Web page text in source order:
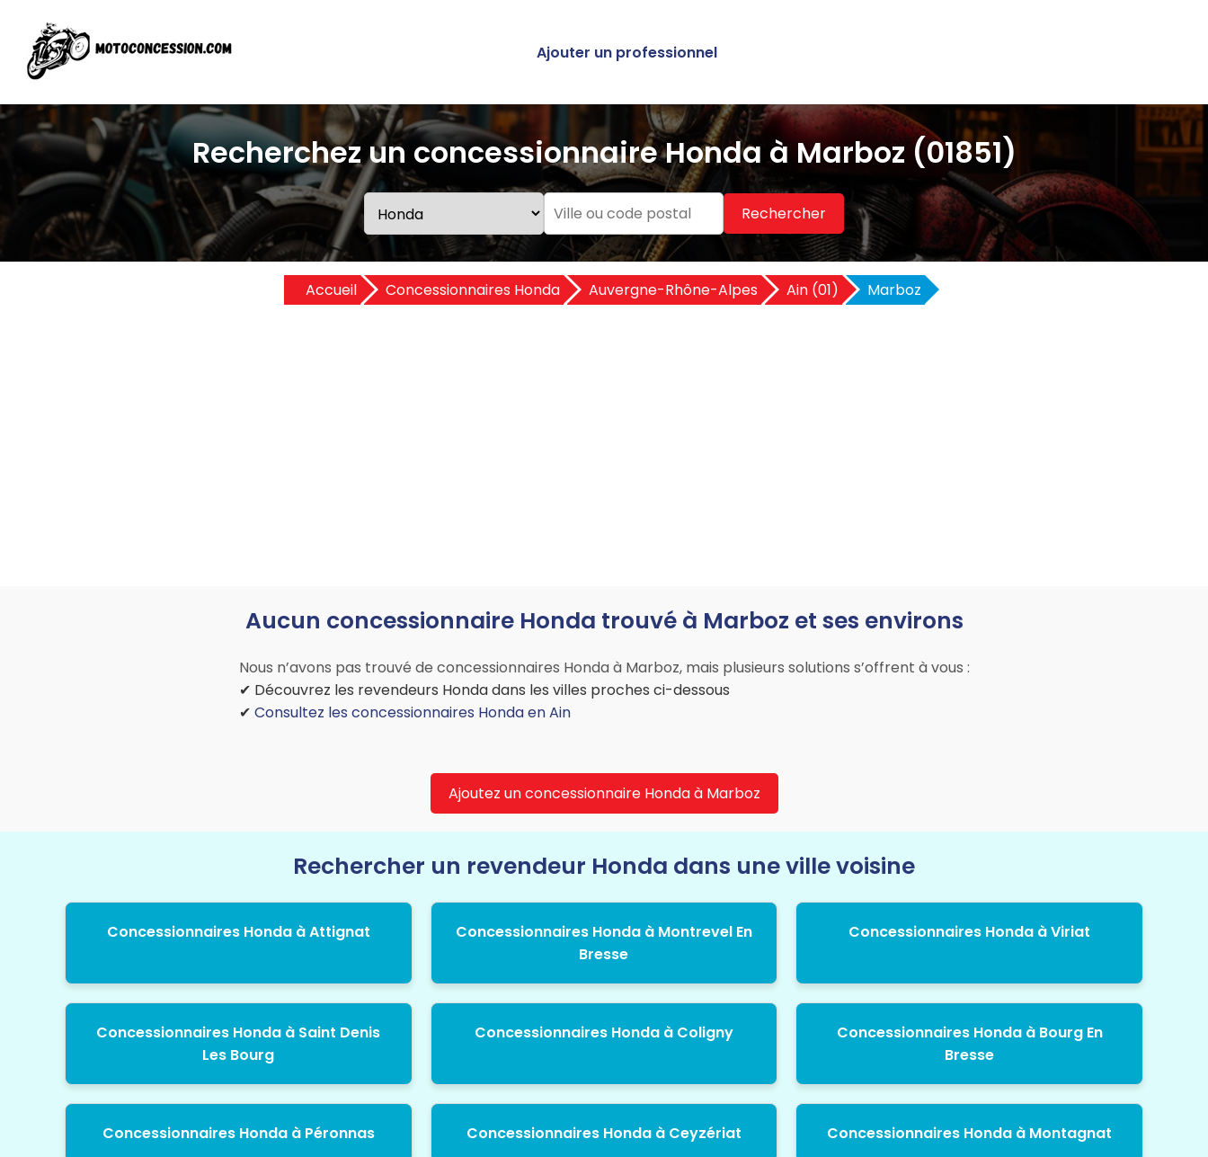
Ajouter un professionnel
Recherchez un concessionnaire Honda à Marboz (01851)
Rechercher
Accueil Concessionnaires Honda Auvergne-Rhône-Alpes Ain (01) Marboz
Aucun concessionnaire Honda trouvé à Marboz et ses environs
Nous n’avons pas trouvé de concessionnaires Honda à Marboz, mais plusieurs solutions s’offrent à vous :
✔ Découvrez les revendeurs Honda dans les villes proches ci-dessous
✔ Consultez les concessionnaires Honda en Ain
Ajoutez un concessionnaire Honda à Marboz
Rechercher un revendeur Honda dans une ville voisine
Concessionnaires Honda à Attignat
Concessionnaires Honda à Montrevel En
Bresse
Concessionnaires Honda à Viriat
Concessionnaires Honda à Saint Denis
Les Bourg
Concessionnaires Honda à Coligny
Concessionnaires Honda à Bourg En
Bresse
Concessionnaires Honda à Péronnas Concessionnaires Honda à Ceyzériat Concessionnaires Honda à Montagnat